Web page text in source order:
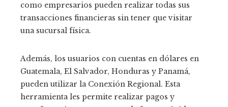
como empresarios pueden realizar todas sus
transacciones financieras sin tener que visitar
una sucursal física.
Además, los usuarios con cuentas en dólares en
Guatemala, El Salvador, Honduras y Panamá,
pueden utilizar la Conexión Regional. Esta
herramienta les permite realizar pagos y